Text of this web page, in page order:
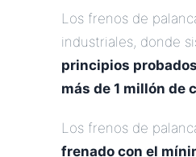
Los frenos de
industriales, donde
principios
más de 1 millón de
Los frenos de
frenado con el